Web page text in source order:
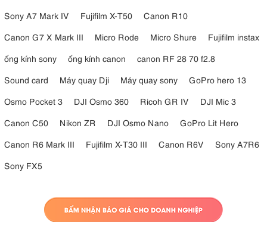
Sony A7 Mark IV
Fujifilm X-T50
Canon R10
Canon G7 X Mark III
Micro Rode Micro Shure
Fujifilm instax
ống kính sony
ống kính canon
canon RF 28 70 f2.8
Sound card
Máy quay Dji Máy quay sony
GoPro hero 13
Osmo Pocket 3
DJI Osmo 360 Ricoh GR IV
DJI Mic 3
Canon C50
Nikon ZR DJI Osmo Nano
GoPro Lit Hero
Canon R6 Mark III
Fujifilm X-T30 III Canon R6V
Sony A7R6
Sony FX5